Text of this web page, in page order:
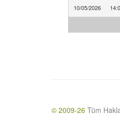
10/05/2026
© 2009-26 Tüm